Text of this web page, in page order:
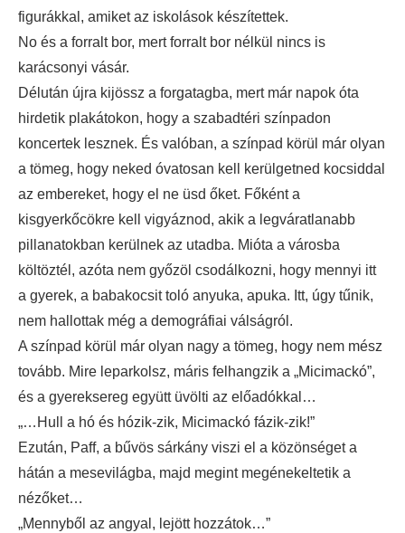
figurákkal, amiket az iskolások készítettek.
No és a forralt bor, mert forralt bor nélkül nincs is
karácsonyi vásár.
Délután újra kijössz a forgatagba, mert már napok óta
hirdetik plakátokon, hogy a szabadtéri színpadon
koncertek lesznek. És valóban, a színpad körül már olyan
a tömeg, hogy neked óvatosan kell kerülgetned kocsiddal
az embereket, hogy el ne üsd őket. Főként a
kisgyerkőcökre kell vigyáznod, akik a legváratlanabb
pillanatokban kerülnek az utadba. Mióta a városba
költöztél, azóta nem győzöl csodálkozni, hogy mennyi itt
a gyerek, a babakocsit toló anyuka, apuka. Itt, úgy tűnik,
nem hallottak még a demográfiai válságról.
A színpad körül már olyan nagy a tömeg, hogy nem mész
tovább. Mire leparkolsz, máris felhangzik a „Micimackó”,
és a gyereksereg együtt üvölti az előadókkal…
„…Hull a hó és hózik-zik, Micimackó fázik-zik!”
Ezután, Paff, a bűvös sárkány viszi el a közönséget a
hátán a mesevilágba, majd megint megénekeltetik a
nézőket…
„Mennyből az angyal, lejött hozzátok…”